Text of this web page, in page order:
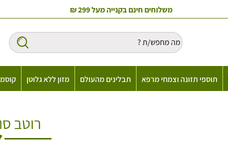
משלוחים חינם בקנייה מעל 299 ₪
תוספי תזונה וצמחי מרפא תבלינים מהעולם מזון ללא גלוטן
רוטב